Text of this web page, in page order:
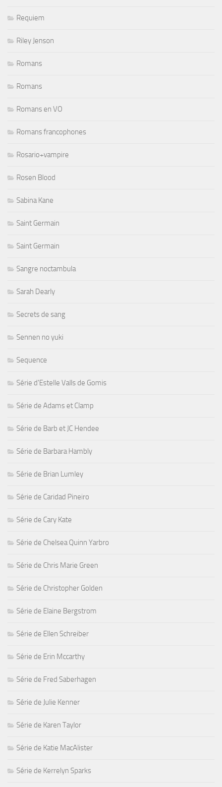
Requiem
Riley Jenson
Romans
Romans
Romans en VO
Romans francophones
Rosario+vampire
Rosen Blood
Sabina Kane
Saint Germain
Saint Germain
Sangre noctambula
Sarah Dearly
Secrets de sang
Sennen no yuki
Sequence
Série d'Estelle Valls de Gomis
Série de Adams et Clamp
Série de Barb et JC Hendee
Série de Barbara Hambly
Série de Brian Lumley
Série de Caridad Pineiro
Série de Cary Kate
Série de Chelsea Quinn Yarbro
Série de Chris Marie Green
Série de Christopher Golden
Série de Elaine Bergstrom
Série de Ellen Schreiber
Série de Erin Mccarthy
Série de Fred Saberhagen
Série de Julie Kenner
Série de Karen Taylor
Série de Katie MacAlister
Série de Kerrelyn Sparks